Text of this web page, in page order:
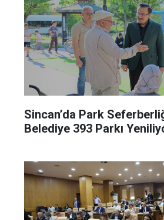
Sincan’da Park
Belediye 393 Parkı